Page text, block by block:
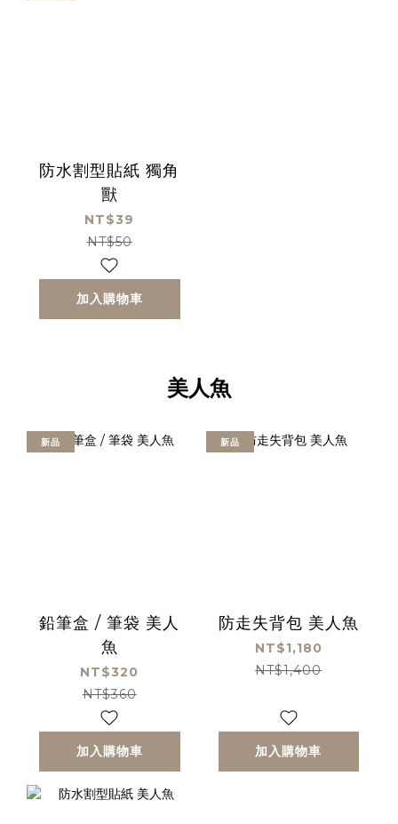
防水割型貼紙 獨角
獸
NT$39
NT$50
加入購物車
美人魚
新品
鉛筆盒 / 筆袋 美人
魚
NT$320
NT$360
加入購物車
新品
防走失背包 美人魚
NT$1,180
NT$1,400
加入購物車